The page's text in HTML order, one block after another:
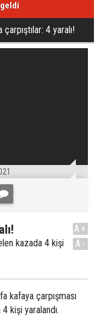
4 yaralı!
kazada 4 kişi
A+
A-
kafaya çarpışması
kişi yaralandı.